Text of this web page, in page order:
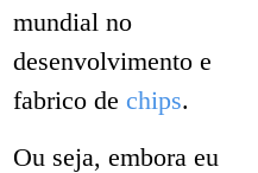
mundial no
desenvolvimento e
fabrico de chips.
Ou seja, embora eu